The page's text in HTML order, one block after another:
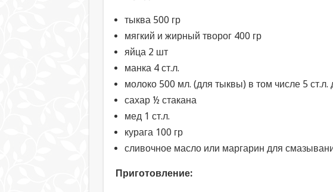
тыква 500 гр
мягкий и жирный творог 400 гр
яйца 2 шт
манка 4 ст.л.
молоко 500 мл. (для тыквы) в том числе 5 ст.л.
сахар ½ стакана
мед 1 ст.л.
курага 100 гр
сливочное масло или маргарин для
Приготовление: